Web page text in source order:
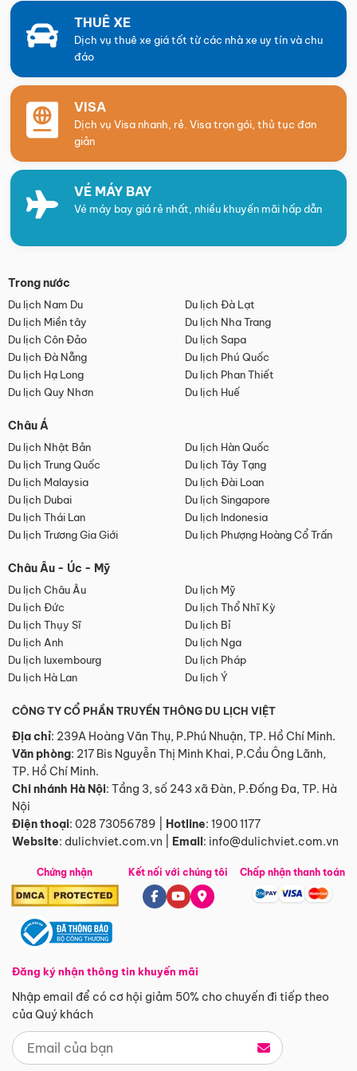
THUÊ XE
Dịch vụ thuê xe giá tốt từ các nhà xe uy tín và chu
đáo
VISA
Dịch vụ Visa nhanh, rẻ. Visa trọn gói, thủ tục đơn
giản
VÉ MÁY BAY
Vé máy bay giá rẻ nhất, nhiều khuyến mãi hấp dẫn
Trong nước
Du lịch Nam Du
Du lịch Đà Lạt
Du lịch Miền tây
Du lịch Nha Trang
Du lịch Côn Đảo
Du lịch Sapa
Du lịch Đà Nẵng
Du lịch Phú Quốc
Du lịch Hạ Long
Du lịch Phan Thiết
Du lịch Quy Nhơn
Du lịch Huế
Châu Á
Du lịch Nhật Bản
Du lịch Hàn Quốc
Du lịch Trung Quốc
Du lịch Tây Tạng
Du lịch Malaysia
Du lịch Đài Loan
Du lịch Dubai
Du lịch Singapore
Du lịch Thái Lan
Du lịch Indonesia
Du lịch Trương Gia Giới
Du lịch Phượng Hoàng Cổ Trấn
Châu Âu - Úc - Mỹ
Du lịch Châu Âu
Du lịch Mỹ
Du lịch Đức
Du lịch Thổ Nhĩ Kỳ
Du lịch Thụy Sĩ
Du lịch Bỉ
Du lịch Anh
Du lịch Nga
Du lịch luxembourg
Du lịch Pháp
Du lịch Hà Lan
Du lịch Ý
CÔNG TY CỔ PHẦN TRUYỀN THÔNG DU LỊCH VIỆT
Địa chỉ: 239A Hoàng Văn Thụ, P.Phú Nhuận, TP. Hồ Chí Minh.
Văn phòng: 217 Bis Nguyễn Thị Minh Khai, P.Cầu Ông Lãnh,
TP. Hồ Chí Minh.
Chi nhánh Hà Nội: Tầng 3, số 243 xã Đàn, P.Đống Đa, TP. Hà
Nội
Điện thoại: 028 73056789 Hotline: 1900 1177
Website: dulichviet.com.vn Email: info@dulichviet.com.vn
Chứng nhận
Đăng ký nhận thông tin khuyến mãi
Nhập email để có cơ hội giảm 50% cho chuyến đi tiếp theo
của Quý khách
Kết nối với chúng tôi Chấp nhận thanh toán